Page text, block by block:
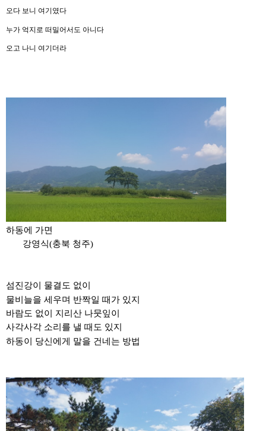
오다 보니 여기였다
누가 억지로 떠밀어서도 아니다
오고 나니 여기더라
하동에 가면
강영식(충북 청주)
섬진강이 물결도 없이
물비늘을 세우며 반짝일 때가 있지
바람도 없이 지리산 나뭇잎이
사각사각 소리를 낼 때도 있지
하동이 당신에게 말을 건네는 방법